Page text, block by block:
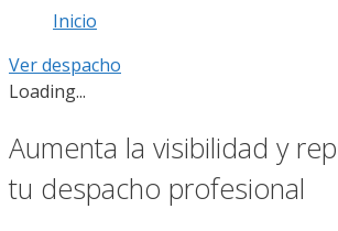
Inicio
Ver despacho
Loading...
Aumenta la visibilidad y
tu despacho profesional